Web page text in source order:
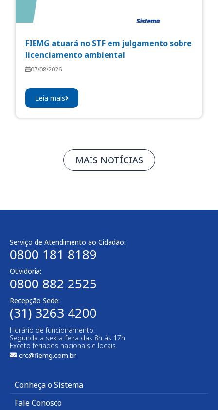
FIEMG atuará no STF em julgamento sobre
licenciamento ambiental
07/08/2026
Leia mais
MAIS NOTÍCIAS
Serviço de Atendimento ao Cidadão:
0800 181 8189
Ouvidoria:
0800 882 2525​
Recepção Sede:
(31) 3263 4200
Horário de funcionamento:
Segunda a sexta-feira das 8h às 17h
Exceto feriados nacionais e locais.
crc@fiemg.com.br
Conheça o Sistema
Fale Conosco